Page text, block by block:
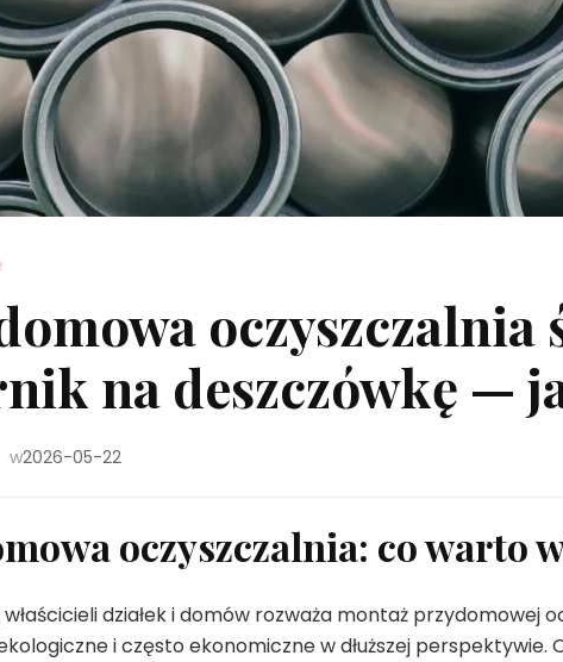
oczyszczalnia
na deszczówkę —
w2026-05-22
oczyszczalnia: co warto
działek i domów rozważa montaż przydomowej
i często ekonomiczne w dłuższej perspektywie.